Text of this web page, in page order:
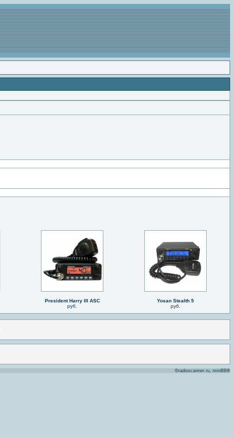
President Harry III ASC
руб.
Yosan Stealth 5
руб.
©radioscanner.ru, miniBB®